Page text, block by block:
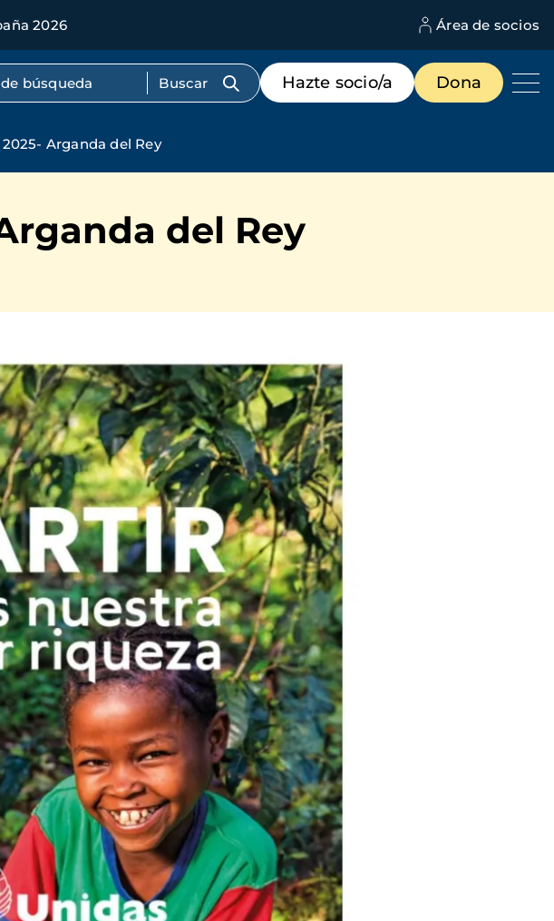
2026 Área de socios
completo
Menú
de
destacados
Hazte socio/a Dona
Arganda del Rey
del Rey